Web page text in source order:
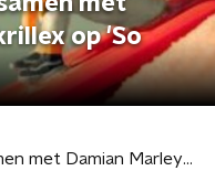
op 'So
Ty Dolla $ign werkt samen met Damian Marley en Skrillex op 'So Am I'